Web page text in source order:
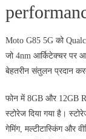
Moto G85 5G को
जो 4nm आर्किटेक्चर पर
बेहतरीन संतुलन प्रदान
फोन में 8GB और 12GB
स्टोरेज दिया गया है।
गेमिंग, मल्टीटास्किंग और